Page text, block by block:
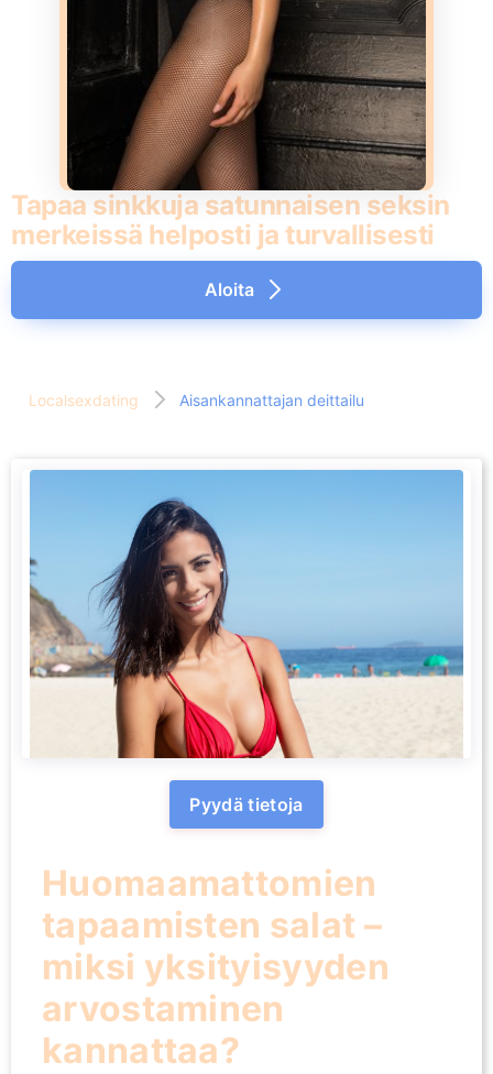
Tapaa sinkkuja satunnaisen seksin
merkeissä helposti ja turvallisesti
Aloita
Localsexdating Aisankannattajan deittailu
Pyydä tietoja
Huomaamattomien
tapaamisten salat –
miksi yksityisyyden
arvostaminen
kannattaa?